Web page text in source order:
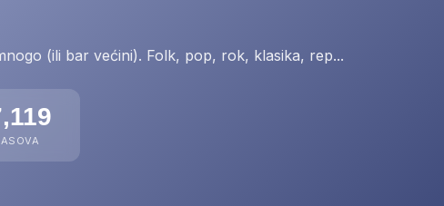
(ili bar većini). Folk, pop, rok, klasika, rep...